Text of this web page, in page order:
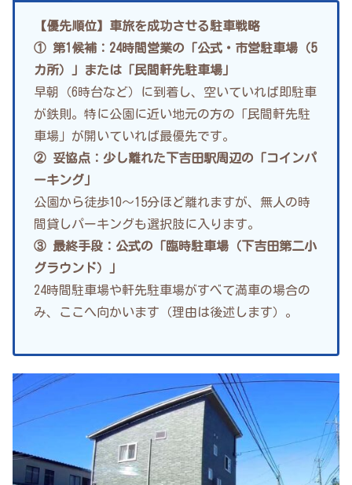
【優先順位】車旅を成功させる駐車戦略
① 第1候補：24時間営業の「公式・市営駐車場（5
カ所）」または「民間軒先駐車場」
早朝（6時台など）に到着し、空いていれば即駐車
が鉄則。特に公園に近い地元の方の「民間軒先駐
車場」が開いていれば最優先です。
② 妥協点：少し離れた下吉田駅周辺の「コインパ
ーキング」
公園から徒歩10〜15分ほど離れますが、無人の時
間貸しパーキングも選択肢に入ります。
③ 最終手段：公式の「臨時駐車場（下吉田第二小
グラウンド）」
24時間駐車場や軒先駐車場がすべて満車の場合の
み、ここへ向かいます（理由は後述します）。